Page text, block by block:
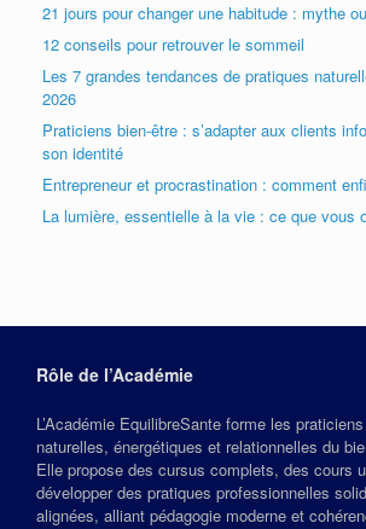
21 jours pour changer une habitude : mythe
12 conseils pour retrouver le sommeil
Les 7 grandes tendances de pratiques
2026
Praticiens bien-être : s’adapter aux clients
son identité
Entrepreneur et procrastination : comment
La lumière, essentielle à la vie : ce que vous
Rôle de l’Académie
L’Académie EquilibreSante forme les
naturelles, énergétiques et relationnelles du
Elle propose des cursus complets, des cours
développer des pratiques professionnelles
alignées, alliant pédagogie moderne et